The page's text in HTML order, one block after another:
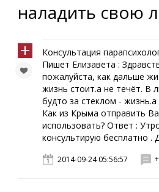
наладить свою
Консультация
Пишет Елизавета :
пожалуйста, как дальше
жизнь стоит.а не течёт. В
будто за стеклом -
Как из Крыма отправить
использовать? Ответ :
консультирую бесплатно .
2014-09-24 05:56:57